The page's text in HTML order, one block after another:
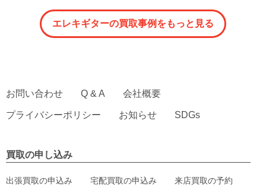
エレキギターの買取事例をもっと見る
お問い合わせ Q & A 会社概要
プライバシーポリシー お知らせ SDGs
買取の申し込み
出張買取の申込み 宅配買取の申込み 来店買取の予約